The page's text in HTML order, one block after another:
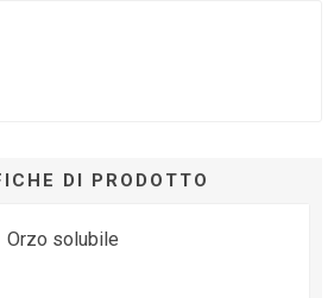
DI PRODOTTO
Orzo solubile